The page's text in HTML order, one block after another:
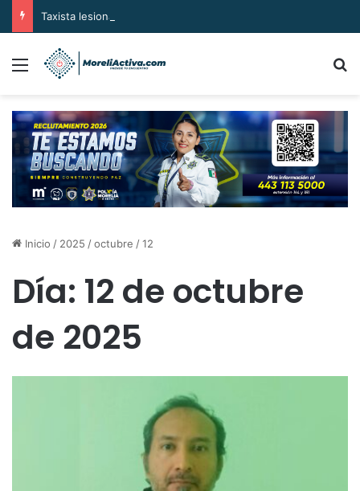
Menú
Inicio / 2025 /octubre /12
Día: 12 de octubre
de 2025